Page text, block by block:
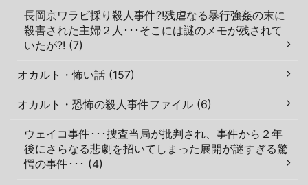
長岡京ワラビ採り殺人事件?!残虐なる暴行強姦の末に
殺害された主婦２人･･･そこには謎のメモが残されて
いたが?! (7)
オカルト・怖い話 (157)
オカルト・恐怖の殺人事件ファイル (6)
ウェイコ事件･･･捜査当局が批判され、事件から２年
後にさらなる悲劇を招いてしまった展開が謎すぎる驚
愕の事件･･･ (4)